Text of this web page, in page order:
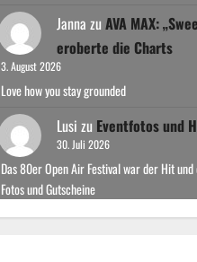
Janna zu AVA MAX:
eroberte die Charts
3. August 2026
Love how you stay grounded
Lusi zu Eventfotos und
30. Juli 2026
Das 80er Open Air Festival war der Hit
Fotos und Gutscheine